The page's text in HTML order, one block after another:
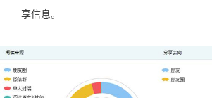
享信息。